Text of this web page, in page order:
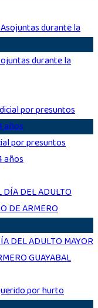
durante la
por presuntos
años
DEL ADULTO MAYOR
GUAYABAL